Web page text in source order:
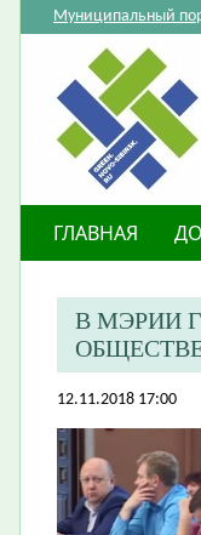
Муниципальный
ГЛАВНАЯ
В МЭРИИ
12.11.2018 17:00